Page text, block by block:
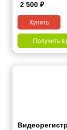
2 500 ₽
Купить
Получить в